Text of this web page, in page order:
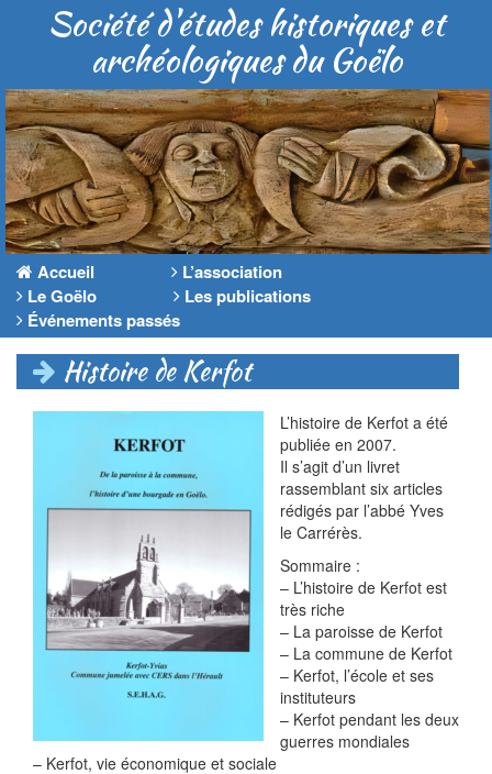
Société d'études historiques et
archéologiques du Goëlo
Accueil
L’association
Le Goëlo
Les publications
Événements passés
Histoire de Kerfot
L’histoire de Kerfot a été
publiée en 2007.
Il s’agit d’un livret
rassemblant six articles
rédigés par l’abbé Yves
le Carrérès.
Sommaire :
– L’histoire de Kerfot est
très riche
– La paroisse de Kerfot
– La commune de Kerfot
– Kerfot, l’école et ses
instituteurs
– Kerfot pendant les deux
guerres mondiales
– Kerfot, vie économique et sociale